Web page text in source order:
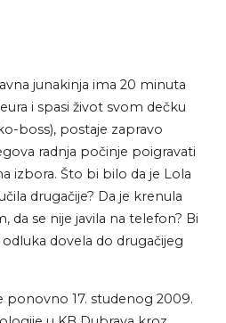
junakinja ima 20 minuta
i spasi život svom dečku
boss), postaje zapravo
radnja počinje poigravati
izbora. Što bi bilo da je Lola
drugačije? Da je krenula
se nije javila na telefon? Bi
dovela do drugačijeg
ponovno 17. studenog 2009.